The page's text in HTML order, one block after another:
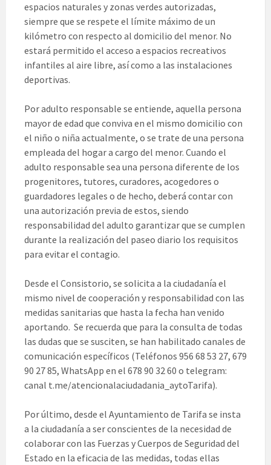
espacios naturales y zonas verdes autorizadas,
siempre que se respete el límite máximo de un
kilómetro con respecto al domicilio del menor. No
estará permitido el acceso a espacios recreativos
infantiles al aire libre, así como a las instalaciones
deportivas.
Por adulto responsable se entiende, aquella persona
mayor de edad que conviva en el mismo domicilio con
el niño o niña actualmente, o se trate de una persona
empleada del hogar a cargo del menor. Cuando el
adulto responsable sea una persona diferente de los
progenitores, tutores, curadores, acogedores o
guardadores legales o de hecho, deberá contar con
una autorización previa de estos, siendo
responsabilidad del adulto garantizar que se cumplen
durante la realización del paseo diario los requisitos
para evitar el contagio.
Desde el Consistorio, se solicita a la ciudadanía el
mismo nivel de cooperación y responsabilidad con las
medidas sanitarias que hasta la fecha han venido
aportando. Se recuerda que para la consulta de todas
las dudas que se susciten, se han habilitado canales de
comunicación específicos (Teléfonos 956 68 53 27, 679
90 27 85, WhatsApp en el 678 90 32 60 o telegram:
canal t.me/atencionalaciudadania_aytoTarifa).
Por último, desde el Ayuntamiento de Tarifa se insta
a la ciudadanía a ser conscientes de la necesidad de
colaborar con las Fuerzas y Cuerpos de Seguridad del
Estado en la eficacia de las medidas, todas ellas